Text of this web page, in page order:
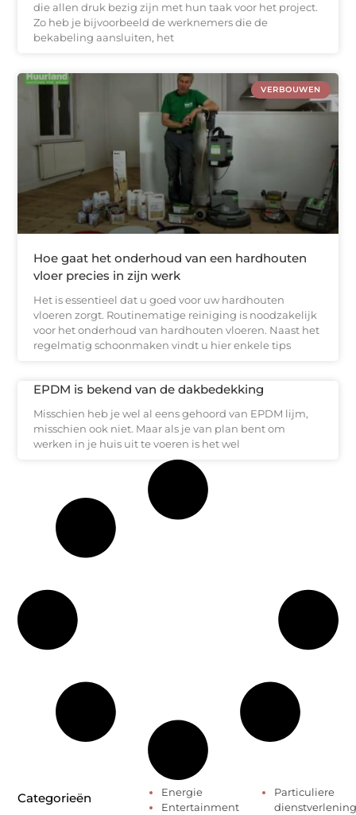
die allen druk bezig zijn met hun taak voor het project.
Zo heb je bijvoorbeeld de werknemers die de
bekabeling aansluiten, het
VERBOUWEN
Hoe gaat het onderhoud van een hardhouten
vloer precies in zijn werk
Het is essentieel dat u goed voor uw hardhouten
vloeren zorgt. Routinematige reiniging is noodzakelijk
voor het onderhoud van hardhouten vloeren. Naast het
regelmatig schoonmaken vindt u hier enkele tips
EPDM is bekend van de dakbedekking
Misschien heb je wel al eens gehoord van EPDM lijm,
misschien ook niet. Maar als je van plan bent om
werken in je huis uit te voeren is het wel
Categorieën
Energie
Entertainment
Particuliere
dienstverlening